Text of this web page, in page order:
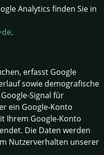
Analytics finden Sie in
.
erfasst Google
sowie demografische
Signal für
ein Google-Konto
Ihrem Google-Konto
Die Daten werden
Nutzerverhalten unserer